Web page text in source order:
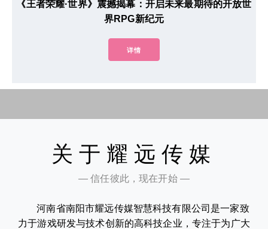
《王者荣耀·世界》震撼揭幕：开启未来最期待的开放世
界RPG新纪元
详情
关于耀远传媒
— 信任彼此，现在开始 —
河南省南阳市耀远传媒智慧科技有限公司是一家致
力于游戏研发与技术创新的高科技企业，专注于为广大